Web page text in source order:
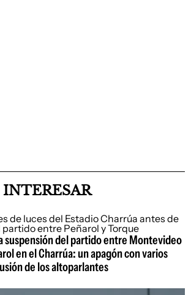
suspensión del partido entre Montevideo
en el Charrúa: un apagón con varios
de los altoparlantes